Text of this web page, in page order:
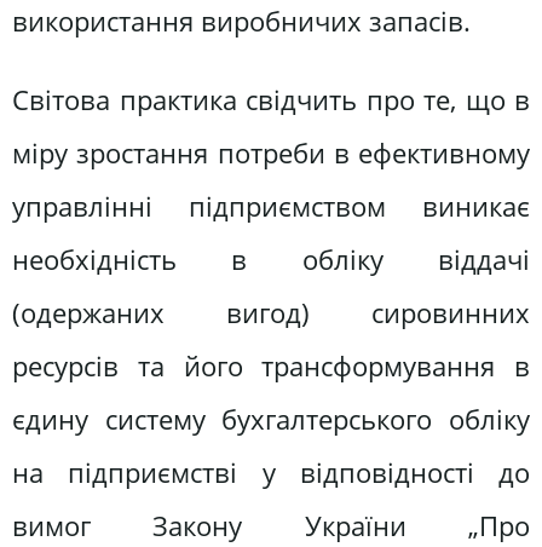
використання виробничих запасів.
Світова практика свідчить про те, що в
міру зростання потреби в ефективному
управлінні підприємством виникає
необхідність в обліку віддачі
(одержаних вигод) сировинних
ресурсів та його трансформування в
єдину систему бухгалтерського обліку
на підприємстві у відповідності до
вимог Закону України „Про